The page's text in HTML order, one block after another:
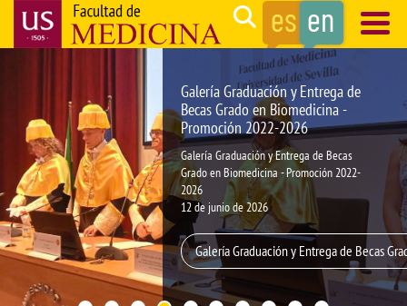
Search
principal
Galería Graduación y Entrega de
Becas Grado en Biomedicina -
Promoción 2022-2026
Galería Graduación y Entrega de Becas
Grado en Biomedicina - Promoción 2022-
2026
12 de junio de 2026
Galería Graduación y Entrega de Becas